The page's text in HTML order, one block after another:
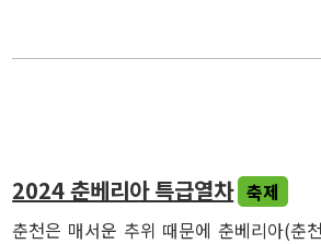
2024 춘베리아 특급열차 축제
춘천은 매서운 추위 때문에 춘베리아(춘